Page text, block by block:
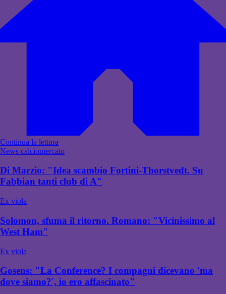
Continua la lettura
News calciomercato
Di Marzio: "Idea scambio Fortini-Thorstvedt. Su
Fabbian tanti club di A"
Ex viola
Solomon, sfuma il ritorno. Romano: "Vicinissimo al
West Ham"
Ex viola
Gosens: "La Conference? I compagni dicevano 'ma
dove siamo?', io ero affascinato"